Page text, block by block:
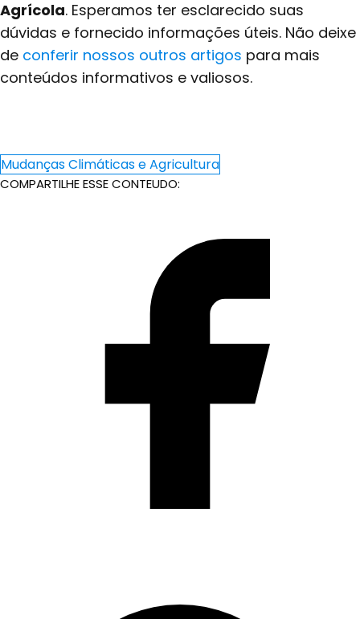
Agrícola. Esperamos ter esclarecido suas
dúvidas e fornecido informações úteis. Não deixe
de conferir nossos outros artigos para mais
conteúdos informativos e valiosos.
Mudanças Climáticas e Agricultura
COMPARTILHE ESSE CONTEUDO: